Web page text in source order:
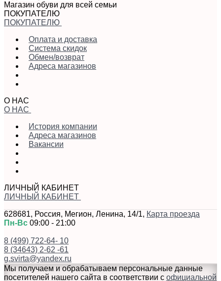
Магазин обуви для всей семьи
ПОКУПАТЕЛЮ
ПОКУПАТЕЛЮ
Оплата и доставка
Система скидок
Обмен/возврат
Адреса магазинов
О НАС
О НАС
История компании
Адреса магазинов
Вакансии
ЛИЧНЫЙ КАБИНЕТ
ЛИЧНЫЙ КАБИНЕТ
628681, Россия, Мегион, Ленина, 14/1, Карта проезда
Пн-Вс 09:00 - 21:00
8 (499) 722-64- 10
8 (34643) 2-62 -61
g.svirta@yandex.ru
Мы получаем и обрабатываем персональные данные
посетителей нашего сайта в соответствии с официальной